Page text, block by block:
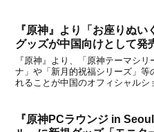
『原神』より「お座りぬ
グッズが中国向けとして発
『原神』より、「原神テーマシ
ナ」や「新月的祝福シリーズ」
れることが中国のオフィシャルシ
『原神PCラウンジ in